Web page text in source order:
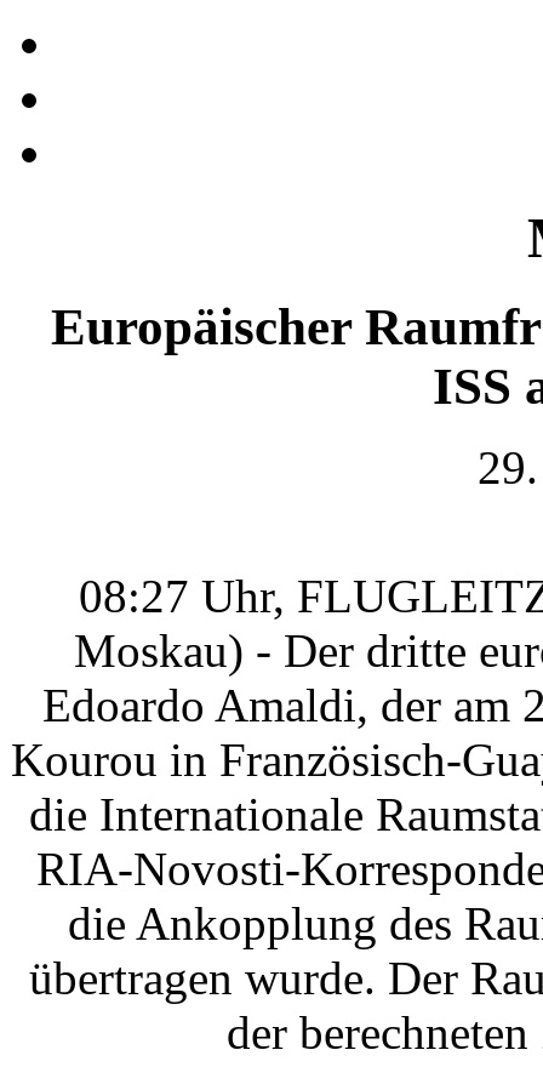
Europäischer
ISS
08:27 Uhr,
Moskau) - Der dritte
Edoardo Amaldi, der am
Kourou in Französisch-
die Internationale
RIA-Novosti-
die Ankopplung des
übertragen wurde. Der
der